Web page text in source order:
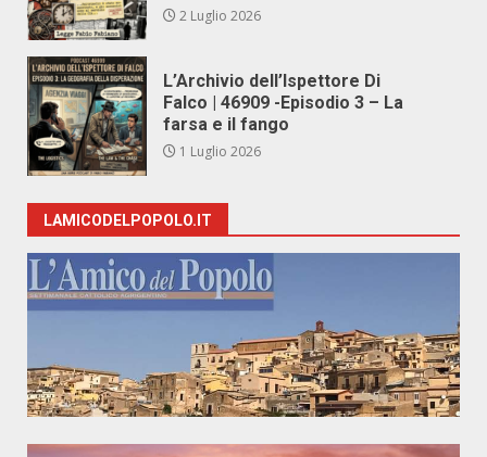
2 Luglio 2026
L’Archivio dell’Ispettore Di
Falco | 46909 -Episodio 3 – La
farsa e il fango
1 Luglio 2026
LAMICODELPOPOLO.IT